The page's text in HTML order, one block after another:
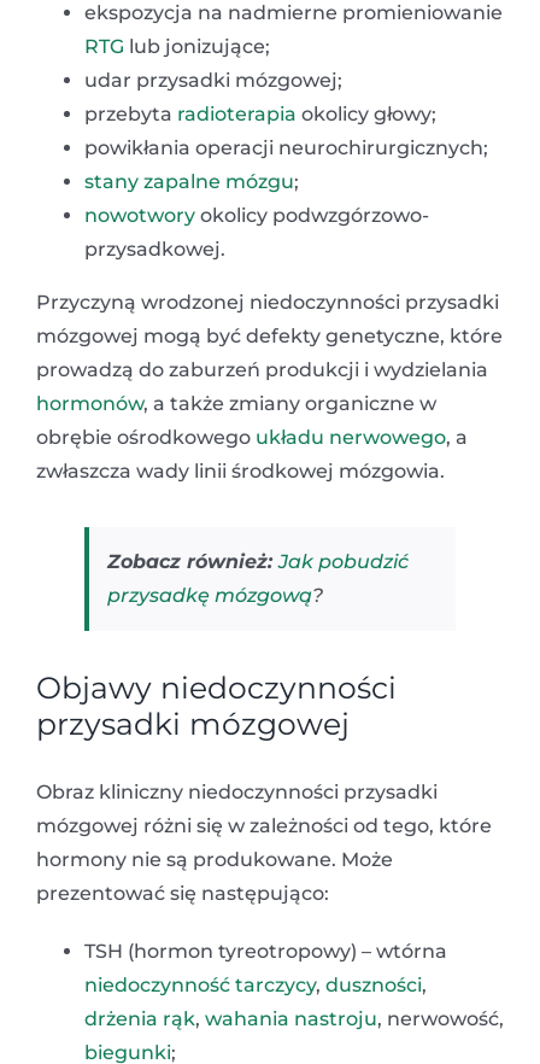
ekspozycja na nadmierne promieniowanie
RTG lub jonizujące;
udar przysadki mózgowej;
przebyta radioterapia okolicy głowy;
powikłania operacji neurochirurgicznych;
stany zapalne mózgu;
nowotwory okolicy podwzgórzowo-
przysadkowej.
Przyczyną wrodzonej niedoczynności przysadki
mózgowej mogą być defekty genetyczne, które
prowadzą do zaburzeń produkcji i wydzielania
hormonów, a także zmiany organiczne w
obrębie ośrodkowego układu nerwowego, a
zwłaszcza wady linii środkowej mózgowia.
Zobacz również:Jak pobudzić
przysadkę mózgową?
Objawy niedoczynności
przysadki mózgowej
Obraz kliniczny niedoczynności przysadki
mózgowej różni się w zależności od tego, które
hormony nie są produkowane. Może
prezentować się następująco:
TSH (hormon tyreotropowy) – wtórna
niedoczynność tarczycy, duszności,
drżenia rąk, wahania nastroju, nerwowość,
biegunki;